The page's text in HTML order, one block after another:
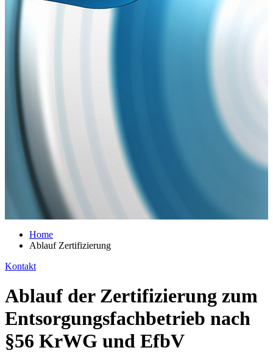
Home
Ablauf Zertifizierung
Kontakt
Ablauf der Zertifizierung zum
Entsorgungsfachbetrieb nach
§56 KrWG und EfbV